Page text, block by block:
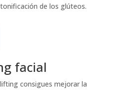
de los glúteos.
facial
consigues mejorar la